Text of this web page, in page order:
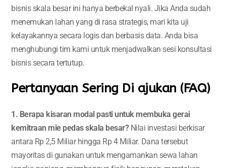
bisnis skala besar ini hanya berbekal nyali. Jika Anda sudah
menemukan lahan yang di rasa strategis, mari kita uji
kelayakannya secara logis dan berbasis data. Anda bisa
menghubungi tim kami untuk menjadwalkan sesi konsultasi
bisnis secara tertutup.
Pertanyaan Sering Di ajukan (FAQ)
1. Berapa kisaran modal pasti untuk membuka gerai
kemitraan mie pedas skala besar?Nilai investasi berkisar
antara Rp 2,5 Miliar hingga Rp 4 Miliar. Dana tersebut
mayoritas di gunakan untuk mengamankan sewa lahan